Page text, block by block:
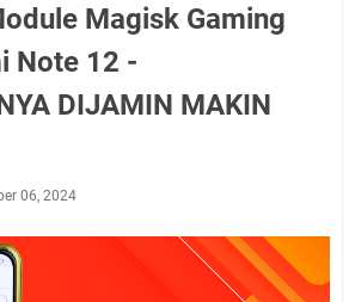
Magisk Gaming
Note 12 -
DIJAMIN MAKIN
06, 2024